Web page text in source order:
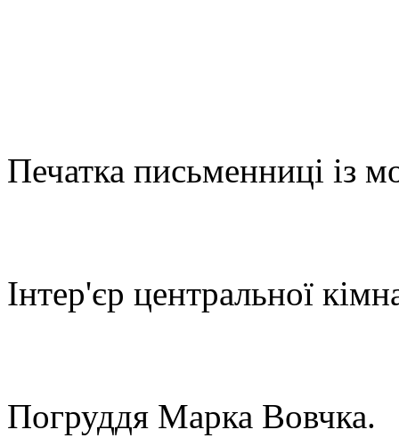
Печатка письменниці із
Інтер'єр центральної
Погруддя Марка Вовчка.